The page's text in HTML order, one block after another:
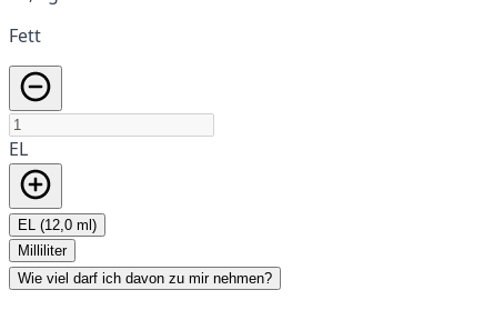
Fett
EL
EL (12,0 ml)
Milliliter
Wie viel darf ich davon zu mir nehmen?